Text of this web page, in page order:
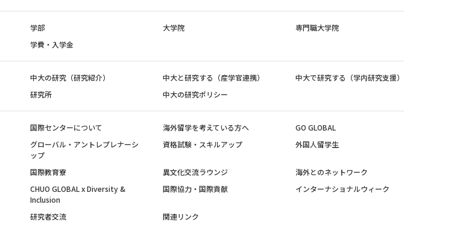
学部 大学院
専門職大学院
学費・入学金
中大の研究（研究紹介） 中大と研究する（産学官連携）
中大で研究する（学内研究支援）
研究所
中大の研究ポリシー
国際センターについて 海外留学を考えている方へ
GO GLOBAL
グローバル・アントレプレナーシ
ップ
資格試験・スキルアップ 外国人留学生
国際教育寮 異文化交流ラウンジ
海外とのネットワーク
CHUO GLOBAL x Diversity &
Inclusion
国際協力・国際貢献 インターナショナルウィーク
研究者交流 関連リンク